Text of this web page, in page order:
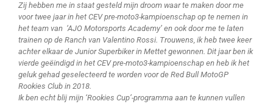
Zij hebben me in staat gesteld mijn droom waar te maken door me
voor twee jaar in het CEV pre-moto3-kampioenschap op te nemen in
het team van ‘AJO Motorsports Academy’ en ook door me te laten
trainen op de Ranch van Valentino Rossi. Trouwens, ik heb twee keer
achter elkaar de Junior Superbiker in Mettet gewonnen. Dit jaar ben ik
vierde geëindigd in het CEV pre-moto3-kampioenschap en heb ik het
geluk gehad geselecteerd te worden voor de Red Bull MotoGP
Rookies Club in 2018.
Ik ben echt blij mijn ‘Rookies Cup’-programma aan te kunnen vullen